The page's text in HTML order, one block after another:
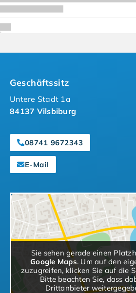
Geschäftssitz
Untere Stadt 1a
84137 Vilsbiburg
08741 9672343
E-Mail
Sie sehen gerade einen
Google Maps. Um auf den
zuzugreifen, klicken Sie auf die
Bitte beachten Sie, dass
Drittanbieter